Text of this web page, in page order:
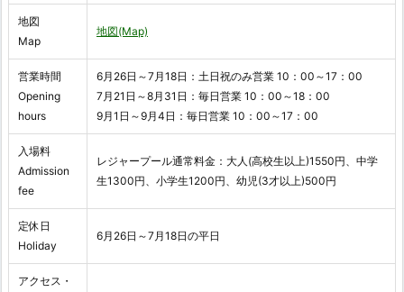
地図
Map
地図(Map)
営業時間
Opening
hours
6月26日～7月18日：土日祝のみ営業 10：00～17：00
7月21日～8月31日：毎日営業 10：00～18：00
9月1日～9月4日：毎日営業 10：00～17：00
入場料
Admission
fee
レジャープール通常料金：大人(高校生以上)1550円、中学
生1300円、小学生1200円、幼児(3才以上)500円
定休日
Holiday
6月26日～7月18日の平日
アクセス・